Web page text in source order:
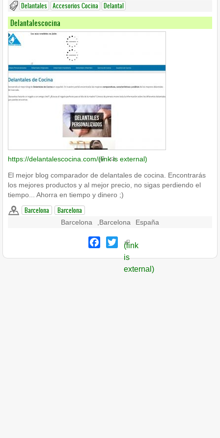
Delantales Accesorios Cocina Delantal
Delantalescocina
https://delantalescocina.com/(link is external)
El mejor blog comparador de delantales de cocina. Encontrarás
los mejores productos y al mejor precio, no sigas perdiendo el
tiempo... Ahorra en tiempo y dinero ;)
Barcelona Barcelona
Barcelona Barcelona España
Facebook
Twitter
(link
is
external)